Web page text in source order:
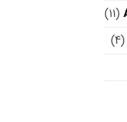
(11)
(4)